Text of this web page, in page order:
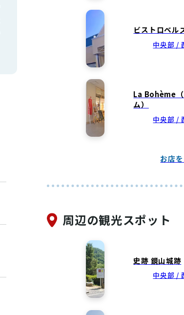
ビストロベル
中央部 /
La Bohème
ム）
中央部 /
お店
周辺の観光スポット
史跡 鏡山城跡
中央部 /